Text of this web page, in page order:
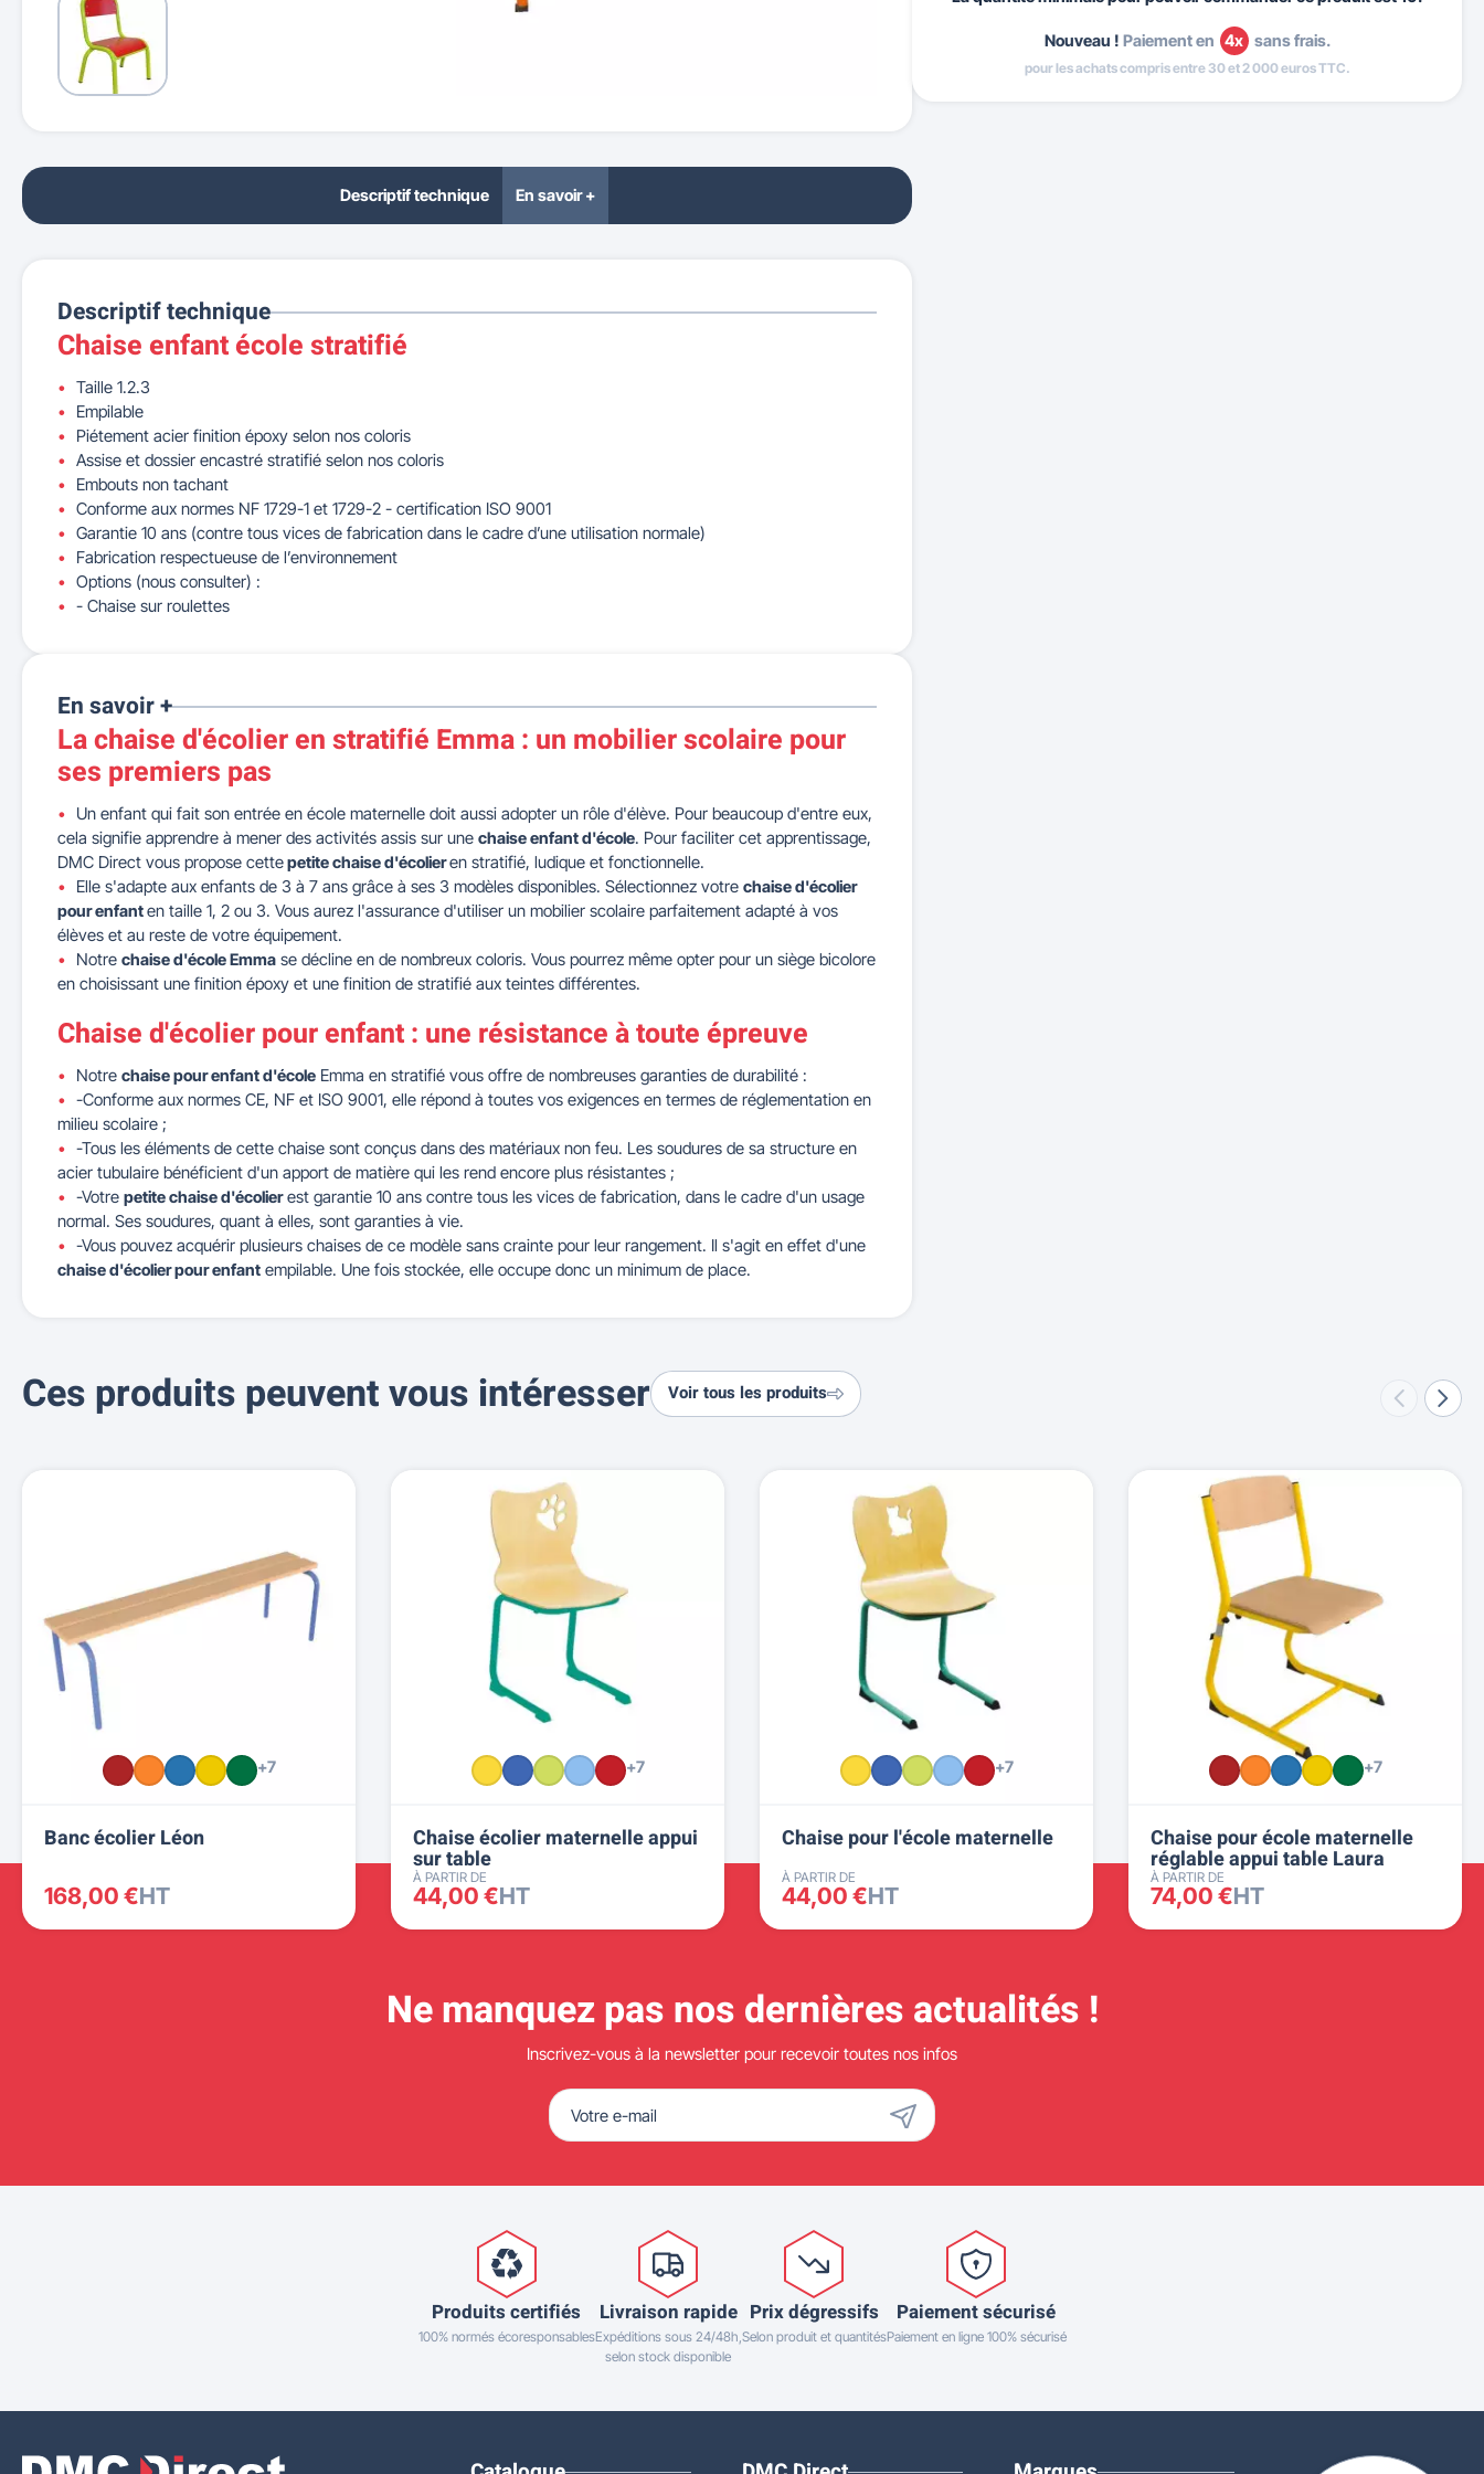
Nouveau ! Paiement en 4x sans frais.
pour les achats compris entre 30 et 2 000 euros TTC.
Descriptif technique En savoir +
Descriptif technique
Chaise enfant école stratifié
Taille 1.2.3
Empilable
Piétement acier finition époxy selon nos coloris
Assise et dossier encastré stratifié selon nos coloris
Embouts non tachant
Conforme aux normes NF 1729-1 et 1729-2 - certification ISO 9001
Garantie 10 ans (contre tous vices de fabrication dans le cadre d’une utilisation normale)
Fabrication respectueuse de l’environnement
Options (nous consulter) :
- Chaise sur roulettes
En savoir +
La chaise d'écolier en stratifié Emma : un mobilier scolaire pour
ses premiers pas
Un enfant qui fait son entrée en école maternelle doit aussi adopter un rôle d'élève. Pour beaucoup d'entre eux,
cela signifie apprendre à mener des activités assis sur une chaise enfant d'école. Pour faciliter cet apprentissage,
DMC Direct vous propose cettepetite chaise d'écolieren stratifié, ludique et fonctionnelle.
Elle s'adapte aux enfants de 3 à 7 ans grâce à ses 3 modèles disponibles. Sélectionnez votre chaise d'écolier
pour enfanten taille 1, 2 ou 3. Vous aurez l'assurance d'utiliser un mobilier scolaire parfaitement adapté à vos
élèves et au reste de votre équipement.
Notre chaise d'école Emma se décline en de nombreux coloris. Vous pourrez même opter pour un siège bicolore
en choisissant une finition époxy et une finition de stratifié aux teintes différentes.
Chaise d'écolier pour enfant : une résistance à toute épreuve
Notre chaise pour enfant d'école Emma en stratifié vous offre de nombreuses garanties de durabilité :
-Conforme aux normes CE, NF et ISO 9001, elle répond à toutes vos exigences en termes de réglementation en
milieu scolaire ;
-Tous les éléments de cette chaise sont conçus dans des matériaux non feu. Les soudures de sa structure en
acier tubulaire bénéficient d'un apport de matière qui les rend encore plus résistantes ;
-Votre petite chaise d'écolierest garantie 10 ans contre tous les vices de fabrication, dans le cadre d'un usage
normal. Ses soudures, quant à elles, sont garanties à vie.
-Vous pouvez acquérir plusieurs chaises de ce modèle sans crainte pour leur rangement. Il s'agit en effet d'une
chaise d'écolier pour enfant empilable. Une fois stockée, elle occupe donc un minimum de place.
Ces produits peuvent vous intéresser Voir tous les produits
+7
Banc écolier Léon
168,00 €HT
+7
Chaise écolier maternelle appui
sur table
À PARTIR DE
44,00 €HT
+7
Chaise pour l'école maternelle
À PARTIR DE
44,00 €HT
+7
Chaise pour école maternelle
réglable appui table Laura
À PARTIR DE
74,00 €HT
Ne manquez pas nos dernières actualités !
Inscrivez-vous à la newsletter pour recevoir toutes nos infos
Produits certifiés
100% normés écoresponsables
Livraison rapide
Expéditions sous 24/48h,
selon stock disponible
Prix dégressifs
Selon produit et quantités
Paiement sécurisé
Paiement en ligne 100% sécurisé